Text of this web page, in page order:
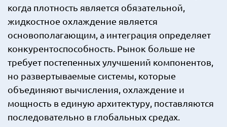
когда плотность является обязательной,
жидкостное охлаждение является
основополагающим, а интеграция определяет
конкурентоспособность. Рынок больше не
требует постепенных улучшений компонентов,
но развертываемые системы, которые
объединяют вычисления, охлаждение и
мощность в единую архитектуру, поставляются
последовательно в глобальных средах.